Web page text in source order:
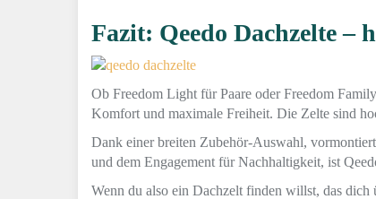
Fazit: Qeedo Dachzelte –
Ob Freedom Light für Paare oder Freedom
Komfort und maximale Freiheit. Die Zelte sind
Dank einer breiten Zubehör-Auswahl,
und dem Engagement für Nachhaltigkeit, ist
Wenn du also ein Dachzelt finden willst, das